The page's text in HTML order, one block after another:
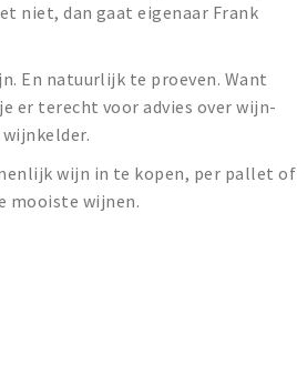
niet, dan gaat eigenaar Frank
En natuurlijk te proeven. Want
er terecht voor advies over wijn-
wijn in te kopen, per pallet of
mooiste wijnen.